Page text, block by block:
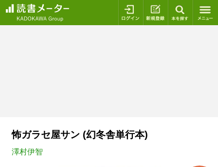
ログイン 新規登録
怖ガラセ屋サン (幻冬舎単行本)
澤村伊智